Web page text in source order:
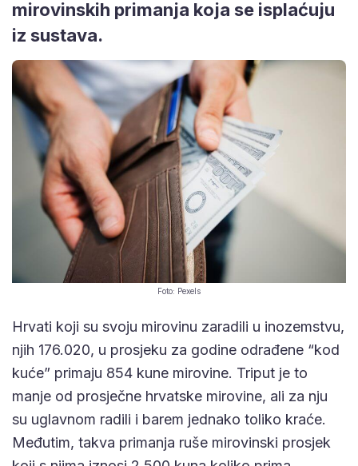
mirovinskih primanja koja se isplaćuju
iz sustava.
Foto: Pexels
Hrvati koji su svoju mirovinu zaradili u inozemstvu,
njih 176.020, u prosjeku za godine odrađene “kod
kuće” primaju 854 kune mirovine. Triput je to
manje od prosječne hrvatske mirovine, ali za nju
su uglavnom radili i barem jednako toliko kraće.
Međutim, takva primanja ruše mirovinski prosjek